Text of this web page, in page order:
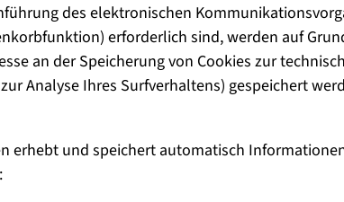
des elektronischen
erforderlich sind, werden auf
an der Speicherung von Cookies zur
zur Analyse Ihres Surfverhaltens) gespeichert
erhebt und speichert automatisch